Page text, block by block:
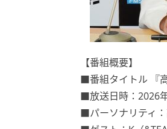
【番組概要】
■番組タイトル 『
■放送日時：2026
■パーソナリティ